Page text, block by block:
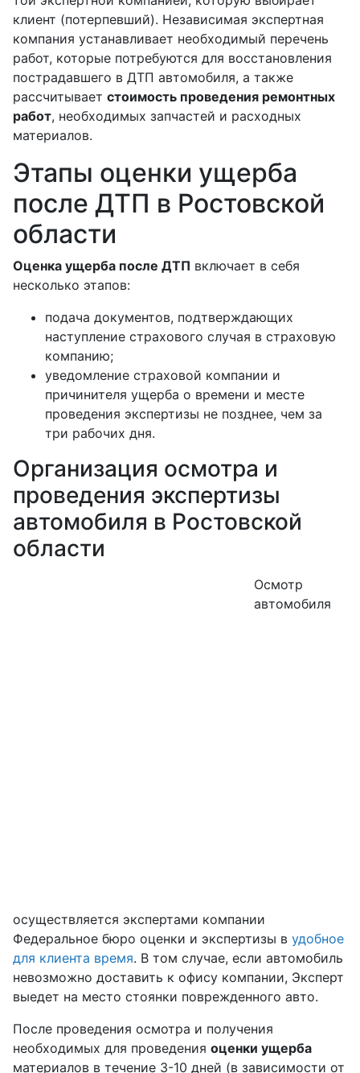
клиент (потерпевший). Независимая экспертная
компания устанавливает необходимый перечень
работ, которые потребуются для восстановления
пострадавшего в ДТП автомобиля, а также
рассчитывает стоимость проведения ремонтных
работ, необходимых запчастей и расходных
материалов.
Этапы оценки ущерба
после ДТП в Ростовской
области
Оценка ущерба после ДТП включает в себя
несколько этапов:
подача документов, подтверждающих
наступление страхового случая в страховую
компанию;
уведомление страховой компании и
причинителя ущерба о времени и месте
проведения экспертизы не позднее, чем за
три рабочих дня.
Организация осмотра и
проведения экспертизы
автомобиля в Ростовской
области
Осмотр
автомобиля
осуществляется экспертами компании
Федеральное бюро оценки и экспертизы в удобное
для клиента время. В том случае, если автомобиль
невозможно доставить к офису компании, Эксперт
выедет на место стоянки поврежденного авто.
После проведения осмотра и получения
необходимых для проведения оценки ущерба
материалов в течение 3-10 дней (в зависимости от